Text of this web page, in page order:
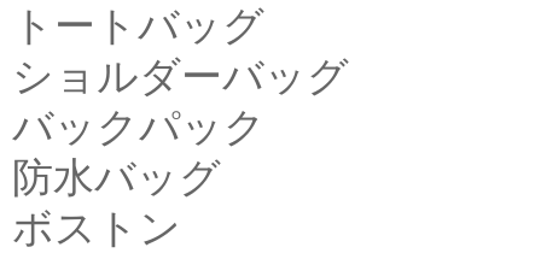
トートバッグ
ショルダーバッグ
バックパック
防水バッグ
ボストン